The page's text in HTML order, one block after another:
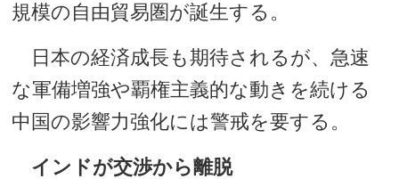
規模の自由貿易圏が誕生する。
日本の経済成長も期待されるが、急速
な軍備増強や覇権主義的な動きを続ける
中国の影響力強化には警戒を要する。
インドが交渉から離脱